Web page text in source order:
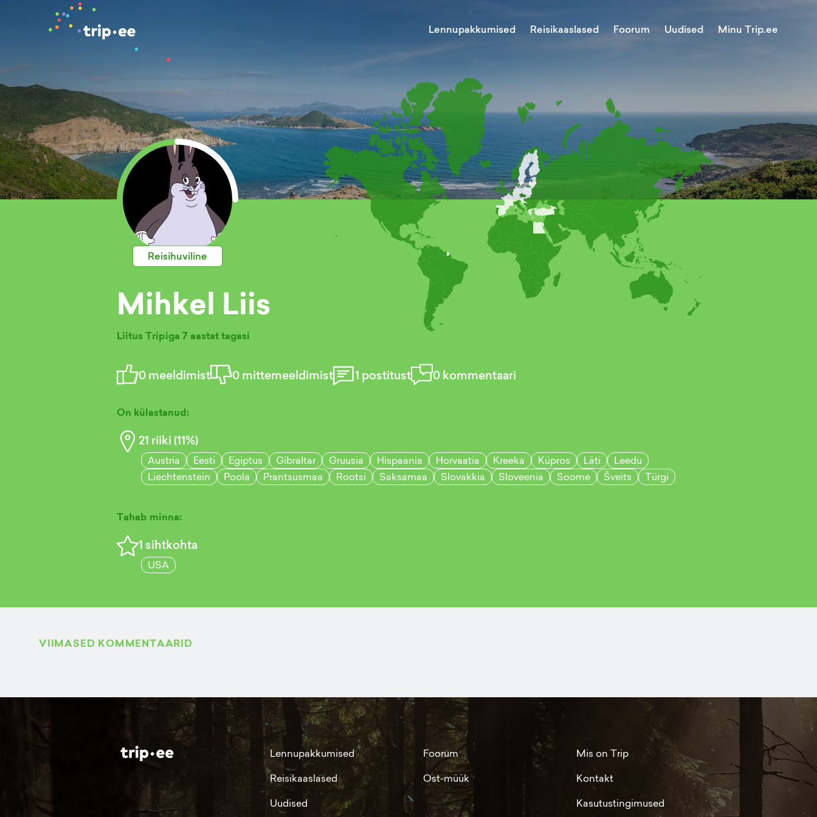
Lennupakkumised Reisikaaslased Foorum Uudised Minu Trip.ee
Reisihuviline
Mihkel Liis
Liitus Tripiga 7 aastat tagasi
0meeldimist 0mittemeeldimist 1 postitust 0kommentaari
On külastanud:
21 riiki (11%)
Austria Eesti Egiptus Gibraltar Gruusia Hispaania Horvaatia Kreeka Küpros Läti
Leedu
Liechtenstein
Poola Prantsusmaa Rootsi Saksamaa Slovakkia Sloveenia Soome Šveits Türgi
Tahab minna:
1 sihtkohta
USA
VIIMASED KOMMENTAARID
Lennupakkumised
Reisikaaslased
Uudised
Foorum
Ost-müük
Mis on Trip
Kontakt
Kasutustingimused